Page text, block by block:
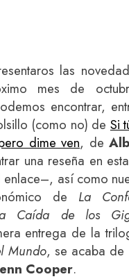
las
mes de
encontrar,
(como no) de Si
dime ven, de
una reseña en
enlace–, así como
de La
Caída de los
entrega de la
Mundo, se acaba de
Cooper.